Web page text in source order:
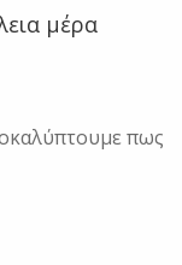
μέρα
πως